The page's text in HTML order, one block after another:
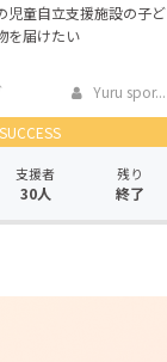
児童自立支援施設の子ど
を届けたい
Yuru spor...
SUCCESS
支援者
30人
残り
終了